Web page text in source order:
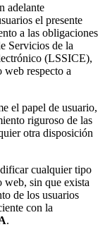
adelante
el presente
a las obligaciones
Servicios de la
(LSSICE),
respecto a
el papel de usuario,
riguroso de las
otra disposición
cualquier tipo
web, sin que exista
de los usuarios
con la
.